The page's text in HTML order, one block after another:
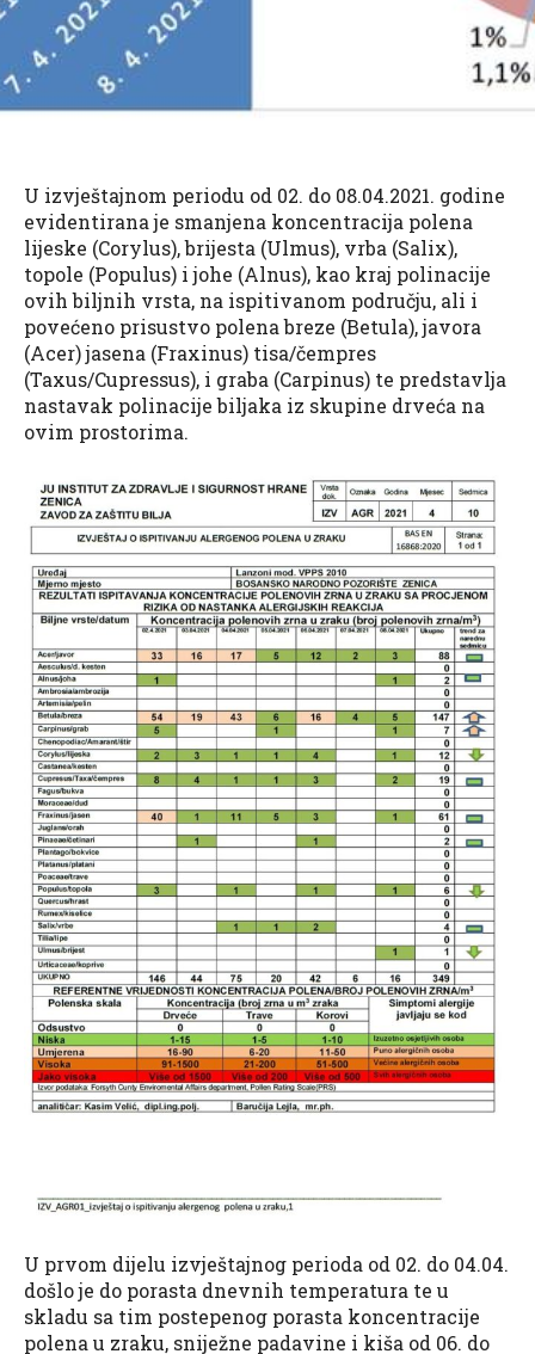
U izvještajnom periodu od 02. do 08.04.2021. godine
evidentirana je smanjena koncentracija polena
lijeske (Corylus), brijesta (Ulmus), vrba (Salix),
topole (Populus) i johe (Alnus), kao kraj polinacije
ovih biljnih vrsta, na ispitivanom području, ali i
povećeno prisustvo polena breze (Betula), javora
(Acer) jasena (Fraxinus) tisa/čempres
(Taxus/Cupressus), i graba (Carpinus) te predstavlja
nastavak polinacije biljaka iz skupine drveća na
ovim prostorima.
U prvom dijelu izvještajnog perioda od 02. do 04.04.
došlo je do porasta dnevnih temperatura te u
skladu sa tim postepenog porasta koncentracije
polena u zraku, sniježne padavine i kiša od 06. do